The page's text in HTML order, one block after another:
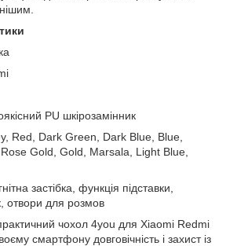
PU шкірозамінник
Red, Dark Green, Dark Blue, Blue,
Gold, Gold, Marsala, Light Blue,
застібка, функція підставки,
отвори для розмов
чохол 4you для Xiaomi Redmi
смартфону довговічність і захист із